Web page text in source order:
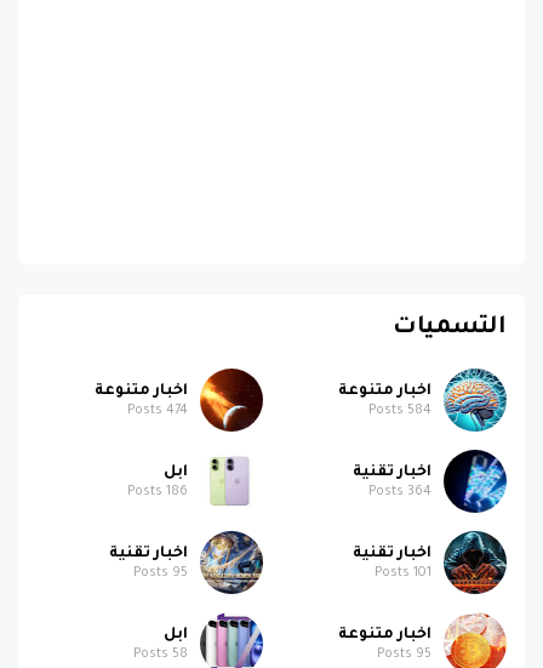
التسميات
اخبار متنوعة
584
اخبار متنوعة
474
اخبار تقنية
364
ابل
186
اخبار تقنية
101
اخبار تقنية
95
اخبار متنوعة
95
ابل
58